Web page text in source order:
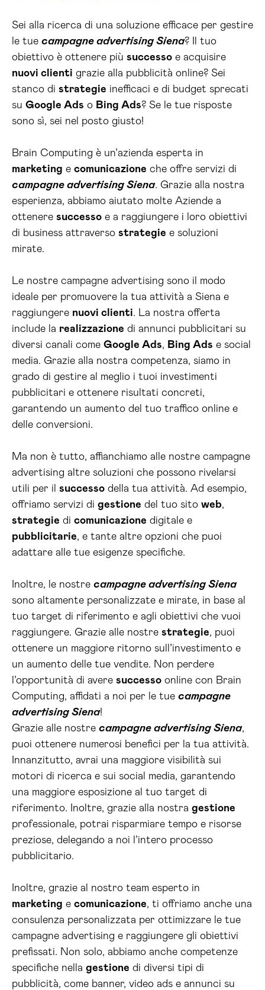
Sei alla ricerca di una soluzione efficace per gestire
le tue campagne advertising Siena? Il tuo
obiettivo è ottenere più successo e acquisire
nuovi clienti grazie alla pubblicità online? Sei
stanco di strategie inefficaci e di budget sprecati
su Google Ads o Bing Ads? Se le tue risposte
sono sì, sei nel posto giusto!
Brain Computing è un’azienda esperta in
marketing e comunicazione che offre servizi di
campagne advertising Siena. Grazie alla nostra
esperienza, abbiamo aiutato molte Aziende a
ottenere successo e a raggiungere i loro obiettivi
di business attraverso strategie e soluzioni
mirate.
Le nostre campagne advertising sono il modo
ideale per promuovere la tua attività a Siena e
raggiungere nuovi clienti. La nostra offerta
include la realizzazione di annunci pubblicitari su
diversi canali come Google Ads, Bing Ads e social
media. Grazie alla nostra competenza, siamo in
grado di gestire al meglio i tuoi investimenti
pubblicitari e ottenere risultati concreti,
garantendo un aumento del tuo traffico online e
delle conversioni.
Ma non è tutto, affianchiamo alle nostre campagne
advertising altre soluzioni che possono rivelarsi
utili per il successo della tua attività. Ad esempio,
offriamo servizi di gestione del tuo sito web,
strategie di comunicazione digitale e
pubblicitarie, e tante altre opzioni che puoi
adattare alle tue esigenze specifiche.
Inoltre, le nostre campagne advertising Siena
sono altamente personalizzate e mirate, in base al
tuo target di riferimento e agli obiettivi che vuoi
raggiungere. Grazie alle nostre strategie, puoi
ottenere un maggiore ritorno sull’investimento e
un aumento delle tue vendite. Non perdere
l’opportunità di avere successo online con Brain
Computing, affidati a noi per le tue campagne
advertising Siena!
Grazie alle nostre campagne advertising Siena,
puoi ottenere numerosi benefici per la tua attività.
Innanzitutto, avrai una maggiore visibilità sui
motori di ricerca e sui social media, garantendo
una maggiore esposizione al tuo target di
riferimento. Inoltre, grazie alla nostra gestione
professionale, potrai risparmiare tempo e risorse
preziose, delegando a noi l’intero processo
pubblicitario.
Inoltre, grazie al nostro team esperto in
marketing e comunicazione, ti offriamo anche una
consulenza personalizzata per ottimizzare le tue
campagne advertising e raggiungere gli obiettivi
prefissati. Non solo, abbiamo anche competenze
specifiche nella gestione di diversi tipi di
pubblicità, come banner, video ads e annunci su